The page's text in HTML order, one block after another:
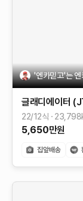
'엔카믿고'는
글래디에이터
22/12식 23,798
5,650만원